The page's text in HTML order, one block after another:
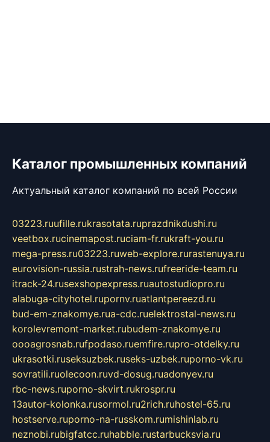
Каталог промышленных компаний
Актуальный каталог компаний по всей России
03223.ruufille.rukrasotata.ruprazdnikdushi.ru
veetbox.rucinemapost.ruciam-fr.rukraft-you.ru
mega-press.ru03223.ruweb-explore.rurastenuya.ru
eurovision-russia.rustrah-news.rufreeride-team.ru
itrack-24.rusexshopexpress.ruautostudiopro.ru
alabuga-cityhotel.rupornv.ruatlantpereezd.ru
bud-em-znakomye.rua-cdc.ruelektrostal-news.ru
korolevremont-market.rubudem-znakomye.ru
oooagrosnab.rufpodaso.ruemfire.rupro-otdelky.ru
ukrasotki.ruseksuzbek.ruseks-uzbek.ruporno-vk.ru
sovratili.ruolecoon.ruvd-dosug.ruadonyev.ru
rbc-news.ruporno-skvirt.rukrospr.ru
13autor-kolonka.rusormol.ru2rich.ruhostel-65.ru
hostserve.ruporno-na-russkom.rumishinlab.ru
neznobi.rubigfatcc.ruhabble.rustarbucksvia.ru